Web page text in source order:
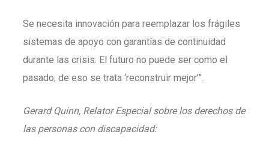
Se necesita innovación para reemplazar los frágiles
sistemas de apoyo con garantías de continuidad
durante las crisis. El futuro no puede ser como el
pasado; de eso se trata ‘reconstruir mejor’”.
Gerard Quinn, Relator Especial sobre los derechos de
las personas con discapacidad: